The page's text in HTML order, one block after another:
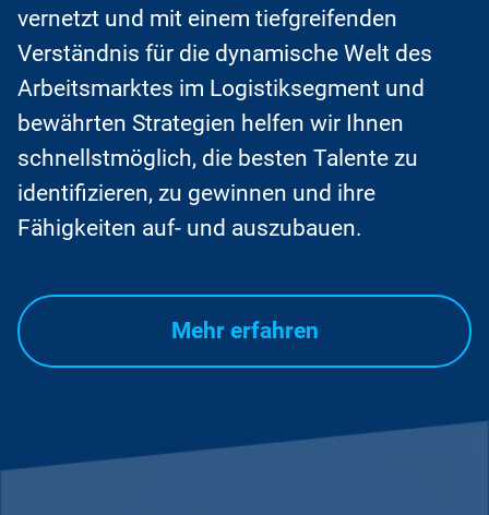
vernetzt und mit einem tiefgreifenden
Verständnis für die dynamische Welt des
Arbeitsmarktes im Logistiksegment und
bewährten Strategien helfen wir Ihnen
schnellstmöglich, die besten Talente zu
identifizieren, zu gewinnen und ihre
Fähigkeiten auf- und auszubauen.
Mehr erfahren